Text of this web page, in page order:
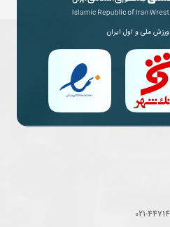
ورزش ملی و اول ایران